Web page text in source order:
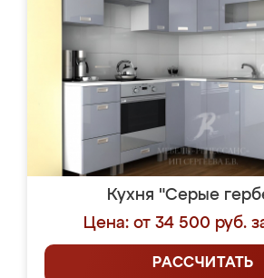
Кухня "Серые
Цена: от 34 500 руб.
РАССЧИТАТЬ